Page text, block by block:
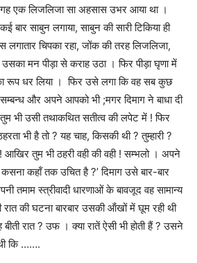
एक लिजलिजा सा अहसास उभर आया था ।
बार साबुन लगाया,साबुन की सारी टिकिया ही
चिपका रहा,जोंक की तरह लिजलिजा,
मन पीड़ा से कराह उठा । फिर पीड़ा घृणा में
रूप धर लिया । फिर उसे लगा कि वह सब कुछ
और अपने आपको भी ;मगर दिमाग ने बाधा दी
भी उसी तथाकथित सतीत्व की लपेट में ! फिर
भी है तो?यह चाह,किसकी थी?तुम्हारी?
! आखिर तुम भी ठहरी वही की वही ! सम्भलो । अपने
कहॉं तक उचित है?’दिमाग उसे बार-बार
तमाम स्त्रीवादी धारणाओं के बावजूद वह सामान्य
रात की घटना बारबार उसकी ऑंखों में घूम रही थी
रात?उफ । क्या रातें ऐसी भी होती हैं?उसने
कि …….